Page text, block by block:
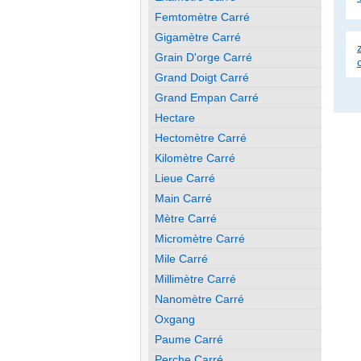
Femtomètre Carré
Gigamètre Carré
Grain D'orge Carré
Grand Doigt Carré
Grand Empan Carré
Hectare
Hectomètre Carré
Kilomètre Carré
Lieue Carré
Main Carré
Mètre Carré
Micromètre Carré
Mile Carré
Millimètre Carré
Nanomètre Carré
Oxgang
Paume Carré